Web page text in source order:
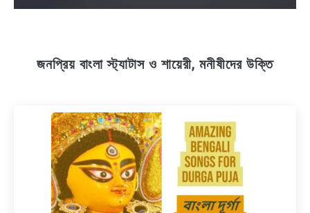
জনপ্রিয় বাংলা স্ট্যাটাস ও শায়েরী, মনীষীদের উক্তি